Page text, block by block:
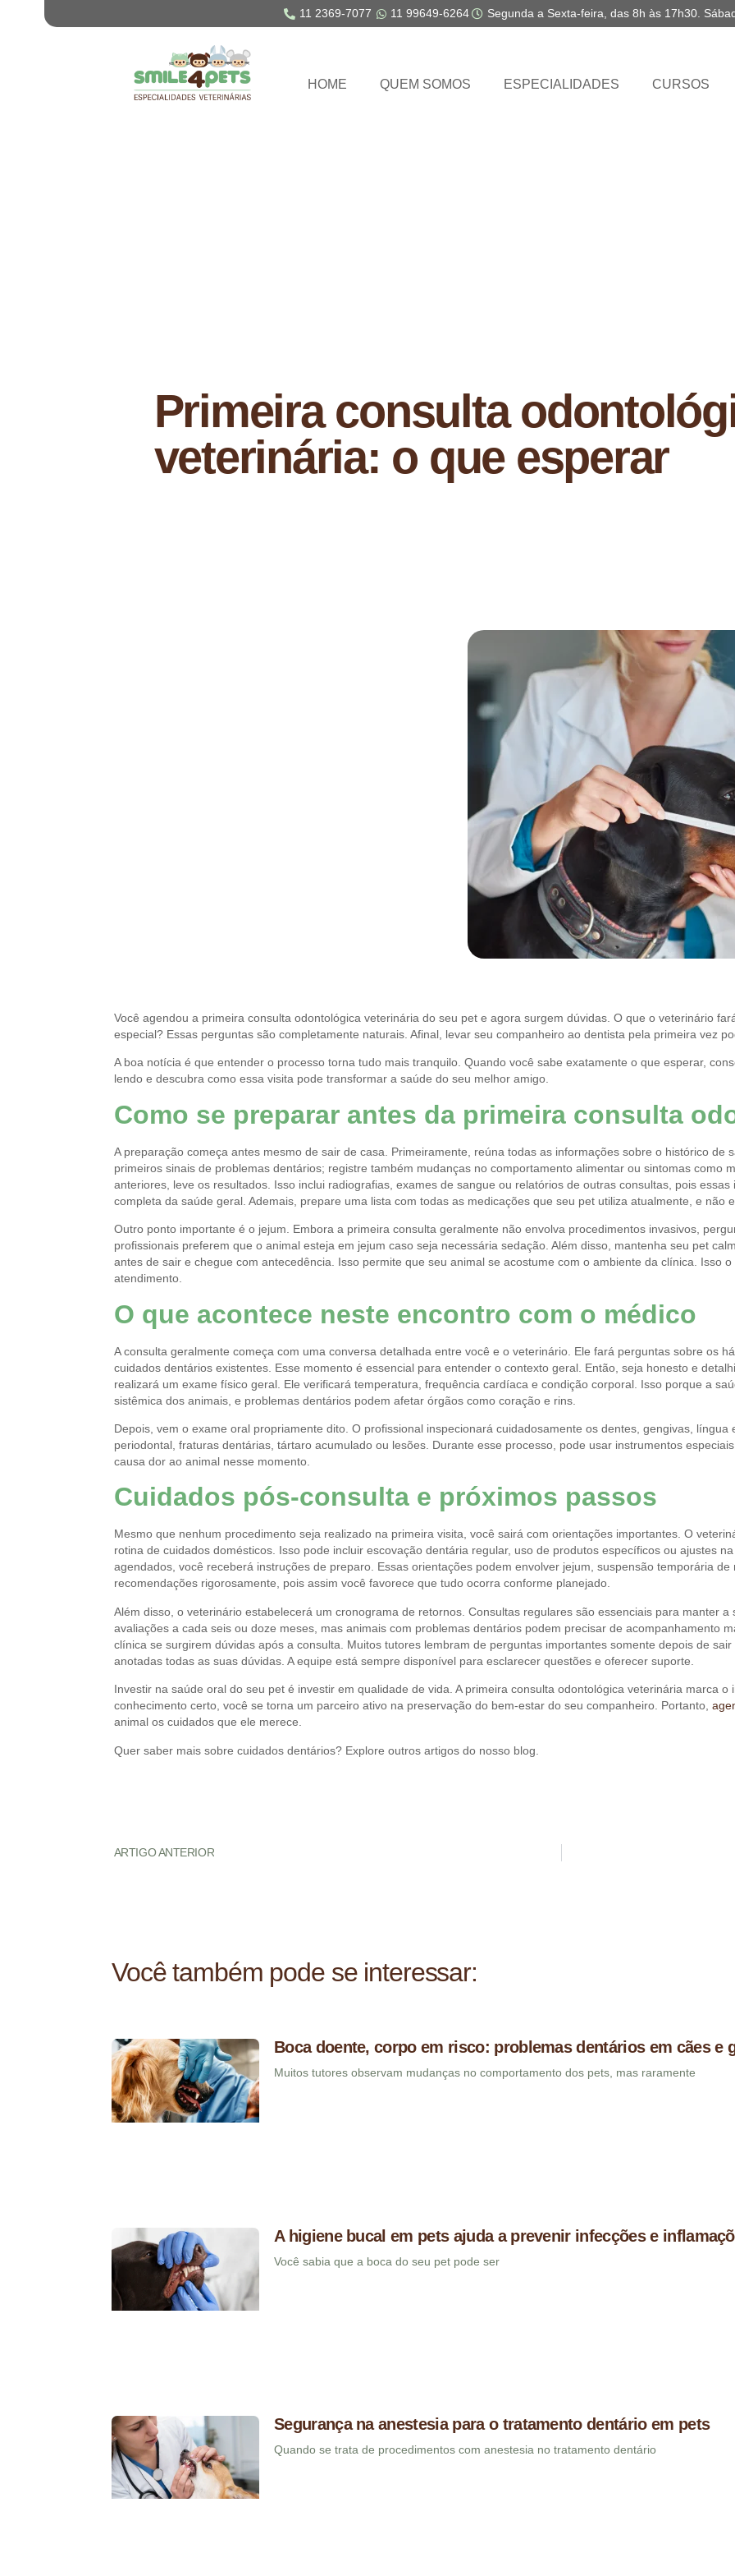
11 2369-7077 11 99649-6264 Segunda a Sexta-feira, das 8h às 17h30.
HOME QUEM SOMOS ESPECIALIDADES CURSOS
Primeira consulta
veterinária: o que esperar
Você agendou a primeira consulta odontológica veterinária do seu pet e agora surgem dúvidas. O que o veterinário
especial? Essas perguntas são completamente naturais. Afinal, levar seu companheiro ao dentista pela primeira vez
A boa notícia é que entender o processo torna tudo mais tranquilo. Quando você sabe exatamente o que esperar,
lendo e descubra como essa visita pode transformar a saúde do seu melhor amigo.
Como se preparar antes da primeira consulta
A preparação começa antes mesmo de sair de casa. Primeiramente, reúna todas as informações sobre o histórico de
primeiros sinais de problemas dentários; registre também mudanças no comportamento alimentar ou sintomas como
anteriores, leve os resultados. Isso inclui radiografias, exames de sangue ou relatórios de outras consultas, pois
completa da saúde geral. Ademais, prepare uma lista com todas as medicações que seu pet utiliza atualmente, e não
Outro ponto importante é o jejum. Embora a primeira consulta geralmente não envolva procedimentos invasivos,
profissionais preferem que o animal esteja em jejum caso seja necessária sedação. Além disso, mantenha seu pet
antes de sair e chegue com antecedência. Isso permite que seu animal se acostume com o ambiente da clínica. Isso
atendimento.
O que acontece neste encontro com o médico
A consulta geralmente começa com uma conversa detalhada entre você e o veterinário. Ele fará perguntas sobre os
cuidados dentários existentes. Esse momento é essencial para entender o contexto geral. Então, seja honesto e
realizará um exame físico geral. Ele verificará temperatura, frequência cardíaca e condição corporal. Isso porque a
sistêmica dos animais, e problemas dentários podem afetar órgãos como coração e rins.
Depois, vem o exame oral propriamente dito. O profissional inspecionará cuidadosamente os dentes, gengivas,
periodontal, fraturas dentárias, tártaro acumulado ou lesões. Durante esse processo, pode usar instrumentos
causa dor ao animal nesse momento.
Cuidados pós-consulta e próximos passos
Mesmo que nenhum procedimento seja realizado na primeira visita, você sairá com orientações importantes. O
rotina de cuidados domésticos. Isso pode incluir escovação dentária regular, uso de produtos específicos ou ajustes
agendados, você receberá instruções de preparo. Essas orientações podem envolver jejum, suspensão temporária
recomendações rigorosamente, pois assim você favorece que tudo ocorra conforme planejado.
Além disso, o veterinário estabelecerá um cronograma de retornos. Consultas regulares são essenciais para manter
avaliações a cada seis ou doze meses, mas animais com problemas dentários podem precisar de acompanhamento
clínica se surgirem dúvidas após a consulta. Muitos tutores lembram de perguntas importantes somente depois de
anotadas todas as suas dúvidas. A equipe está sempre disponível para esclarecer questões e oferecer suporte.
Investir na saúde oral do seu pet é investir em qualidade de vida. A primeira consulta odontológica veterinária marca
conhecimento certo, você se torna um parceiro ativo na preservação do bem-estar do seu companheiro. Portanto,
animal os cuidados que ele merece.
Quer saber mais sobre cuidados dentários? Explore outros artigos do nosso blog.
ARTIGO ANTERIOR
Você também pode se interessar:
Boca doente, corpo em risco: problemas dentários em cães e
Muitos tutores observam mudanças no comportamento dos pets, mas raramente
A higiene bucal em pets ajuda a prevenir infecções e
Você sabia que a boca do seu pet pode ser
Segurança na anestesia para o tratamento dentário em pets
Quando se trata de procedimentos com anestesia no tratamento dentário